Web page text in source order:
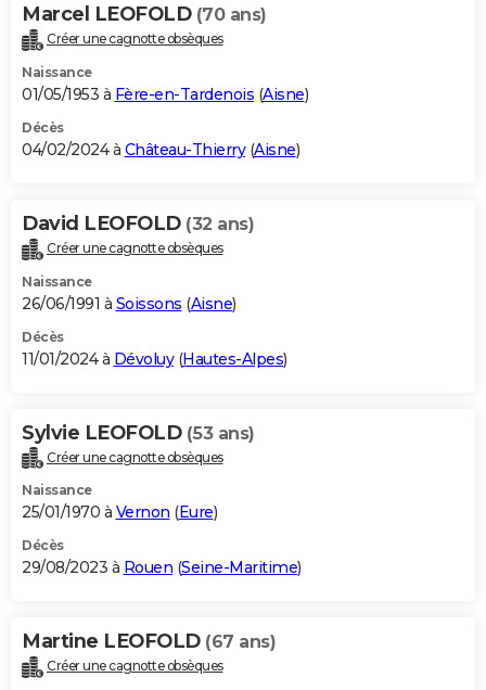
Bricolage
Lifestyle
Culture
Sport
Auto
Television
Voyage
Cinema
Marcel LEOFOLD (70 ans)
Créer une cagnotte obsèques
Naissance
01/05/1953 à Fère-en-Tardenois (Aisne)
Décès
04/02/2024 à Château-Thierry(Aisne)
David LEOFOLD (32 ans)
Créer une cagnotte obsèques
Naissance
26/06/1991 à Soissons (Aisne)
Décès
11/01/2024 à Dévoluy(Hautes-Alpes)
Sylvie LEOFOLD (53 ans)
Créer une cagnotte obsèques
Naissance
25/01/1970 à Vernon (Eure)
Décès
29/08/2023 à Rouen (Seine-Maritime)
Martine LEOFOLD (67 ans)
Créer une cagnotte obsèques